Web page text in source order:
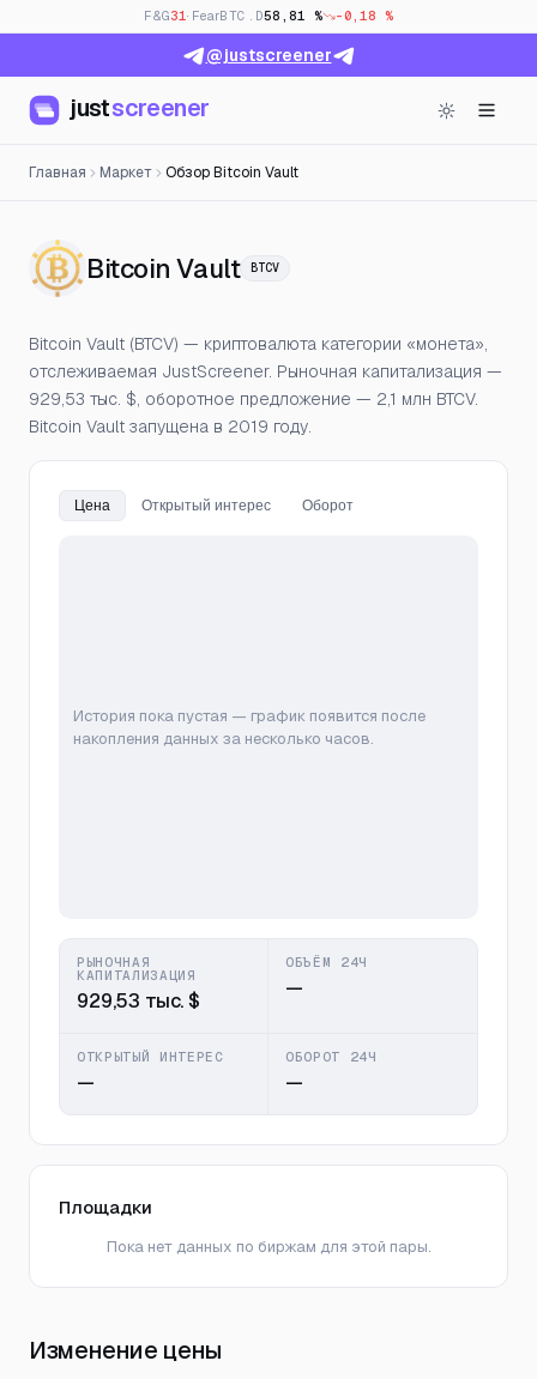
F&G31· FearBTC.D58,81 % -0,18 %
@justscreener
justscreener
Главная Маркет Обзор Bitcoin Vault
Bitcoin Vault— Цена, открытый
BTCV
Bitcoin Vault (BTCV) — криптовалюта категории «монета»,
отслеживаемая JustScreener. Рыночная капитализация —
929,53 тыс. $, оборотное предложение — 2,1 млн BTCV.
Bitcoin Vault запущена в 2019 году.
Цена Открытый интерес Оборот
История пока пустая — график появится после
накопления данных за несколько часов.
РЫНОЧНАЯ
КАПИТАЛИЗАЦИЯ
929,53 тыс. $
ОБЪЁМ 24Ч
—
ОТКРЫТЫЙ ИНТЕРЕС
—
ОБОРОТ 24Ч
—
Площадки
Пока нет данных по биржам для этой пары.
Изменение цены